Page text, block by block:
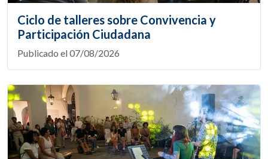
Ciclo de talleres sobre Convivencia y
Participación Ciudadana
Publicado el 07/08/2026